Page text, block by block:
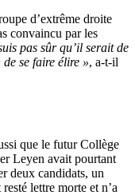
d’extrême droite
convaincu par les
pas sûr qu’il serait de
se faire élire », a-t-il
que le futur Collège
Leyen avait pourtant
deux candidats, un
lettre morte et n’a